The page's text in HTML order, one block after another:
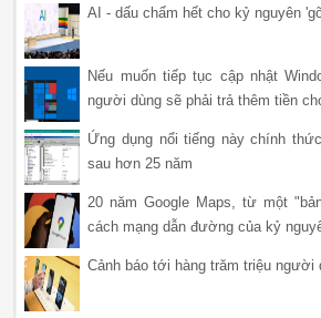
AI - dấu chấm hết cho kỷ nguyên
Nếu muốn tiếp tục cập nhật
người dùng sẽ phải trả thêm tiền
Ứng dụng nổi tiếng này chính
sau hơn 25 năm
20 năm Google Maps, từ một
cách mạng dẫn đường của kỷ
Cảnh báo tới hàng trăm triệu người